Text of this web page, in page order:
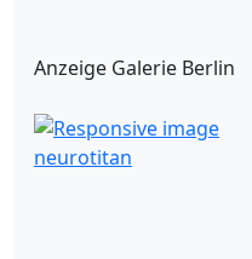
Anzeige Galerie Berlin
neurotitan